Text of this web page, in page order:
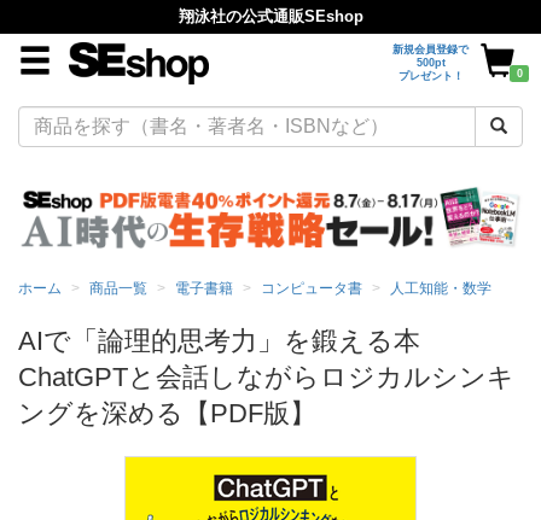
翔泳社の公式通販SEshop
新規会員登録で
500pt
プレゼント！
0
ホーム 商品一覧 電子書籍 コンピュータ書 人工知能・数学
AIで「論理的思考力」を鍛える本
ChatGPTと会話しながらロジカルシンキ
ングを深める【PDF版】